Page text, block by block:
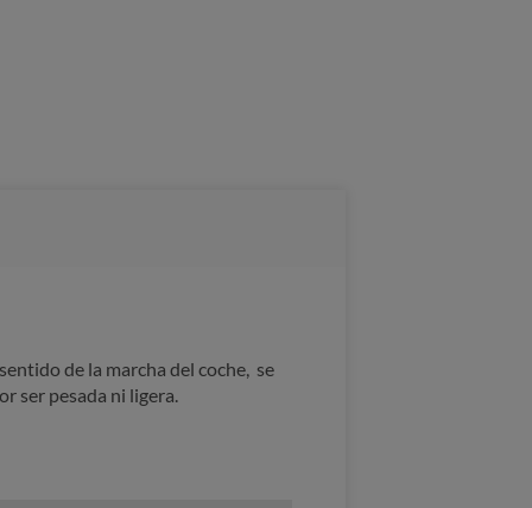
de la marcha del coche, se
ser pesada ni ligera.